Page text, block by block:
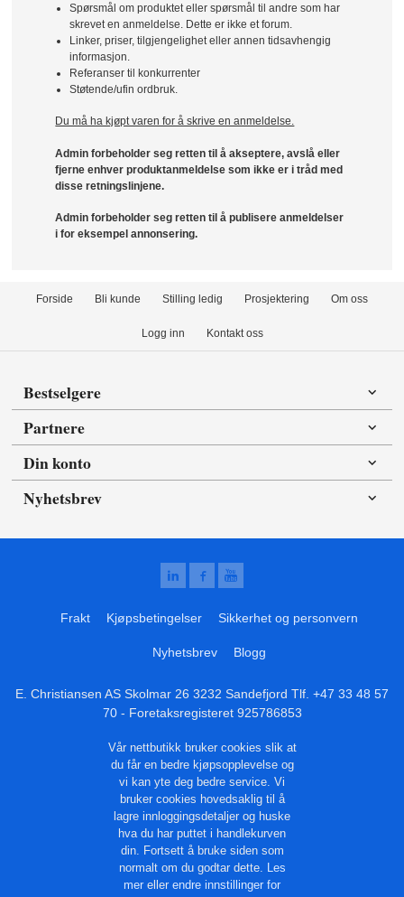
Spørsmål om produktet eller spørsmål til andre som har
skrevet en anmeldelse. Dette er ikke et forum.
Linker, priser, tilgjengelighet eller annen tidsavhengig
informasjon.
Referanser til konkurrenter
Støtende/ufin ordbruk.
Du må ha kjøpt varen for å skrive en anmeldelse.
Admin forbeholder seg retten til å akseptere, avslå eller
fjerne enhver produktanmeldelse som ikke er i tråd med
disse retningslinjene.
Admin forbeholder seg retten til å publisere anmeldelser
i for eksempel annonsering.
Forside Bli kunde Stilling ledig Prosjektering Om oss
Logg inn Kontakt oss
Bestselgere
Partnere
Din konto
Nyhetsbrev
Frakt Kjøpsbetingelser Sikkerhet og personvern
Nyhetsbrev Blogg
E. Christiansen AS Skolmar 26 3232 Sandefjord Tlf. +47 33 48 57
70- Foretaksregisteret 925786853
Vår nettbutikk bruker cookies slik at
du får en bedre kjøpsopplevelse og
vi kan yte deg bedre service. Vi
bruker cookies hovedsaklig til å
lagre innloggingsdetaljer og huske
hva du har puttet i handlekurven
din. Fortsett å bruke siden som
normalt om du godtar dette. Les
mer eller endre innstillinger for